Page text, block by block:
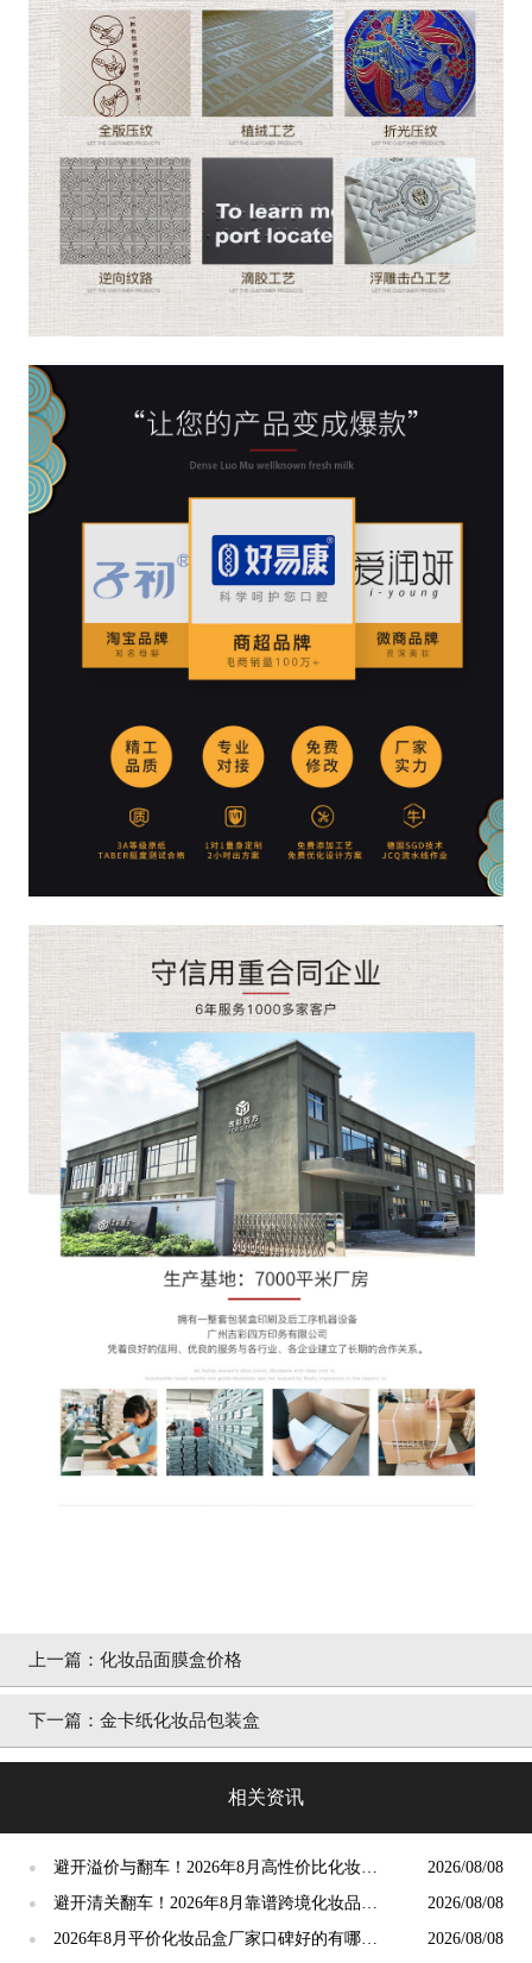
上一篇： 化妆品面膜盒价格
下一篇： 金卡纸化妆品包装盒
相关资讯
●
避开溢价与翻车！2026年8月高性价比化妆品
盒厂家筛选标准与实操技巧
2026/08/08
●
避开清关翻车！2026年8月靠谱跨境化妆品盒
定制厂家筛选指南
2026/08/08
●
2026年8月平价化妆品盒厂家口碑好的有哪些
2026/08/08